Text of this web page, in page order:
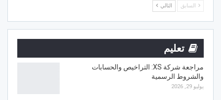
السابق التالي
تعليم
مراجعة شركة XS: التراخيص والحسابات
والشروط الرسمية
يوليو 29, 2026